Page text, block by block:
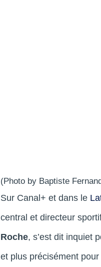
(Photo by Baptiste
Sur Canal+ et dans le
central et directeur
Roche, s’est dit inquiet
et plus précisément